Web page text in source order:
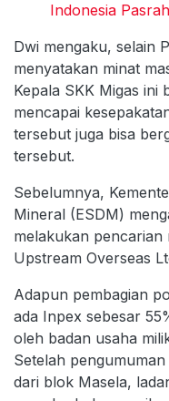
Indonesia
Dwi mengaku, selain
menyatakan minat
Kepala SKK Migas ini
mencapai
tersebut juga bisa
tersebut.
Sebelumnya,
Mineral (ESDM)
melakukan
Upstream Overseas
Adapun pembagian
ada Inpex sebesar
oleh badan usaha
Setelah
dari blok Masela,